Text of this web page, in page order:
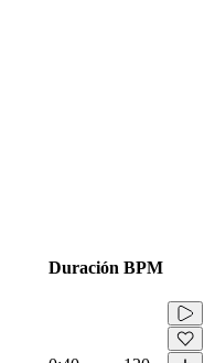
Duración BPM